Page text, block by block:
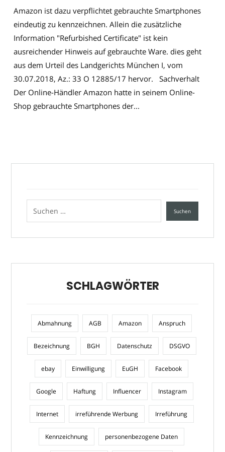
Amazon ist dazu verpflichtet gebrauchte Smartphones
eindeutig zu kennzeichnen. Allein die zusätzliche
Information "Refurbished Certificate" ist kein
ausreichender Hinweis auf gebrauchte Ware. dies geht
aus dem Urteil des Landgerichts München I, vom
30.07.2018, Az.: 33 O 12885/17 hervor. Sachverhalt
Der Online-Händler Amazon hatte in seinem Online-
Shop gebrauchte Smartphones der...
SCHLAGWÖRTER
Abmahnung AGB Amazon Anspruch
Bezeichnung BGH Datenschutz DSGVO
ebay Einwilligung EuGH Facebook
Google Haftung Influencer Instagram
Internet irreführende Werbung Irreführung
Kennzeichnung personenbezogene Daten